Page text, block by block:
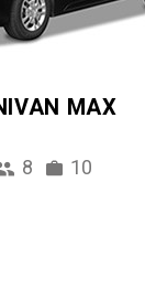
MAX
8 10